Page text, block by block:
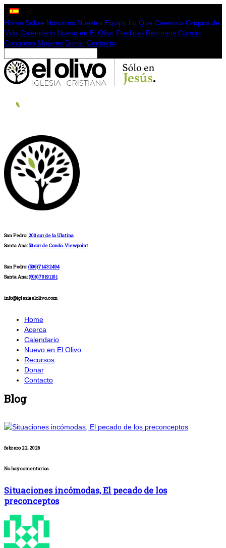
Home Sobre Nosotros Nuestro Equipo Lo Que Creemos Grupos de
Vida Calendario Nuevo en El Olivo Prédicas Recursos Cursos
Congreso Mujeres Donar Contacto
San Pedro: 200 sur de la Ulatina
Santa Ana:50 sur de Condo. Viewpoint
San Pedro:(506)71432494
Santa Ana:(506)70191101
info@iglesiaelolivo.com
Home
Acerca
Calendario
Nuevo en El Olivo
Recursos
Donar
Contacto
Blog
febrero 22, 2026
No hay comentarios
Situaciones incómodas, El pecado de los
preconceptos